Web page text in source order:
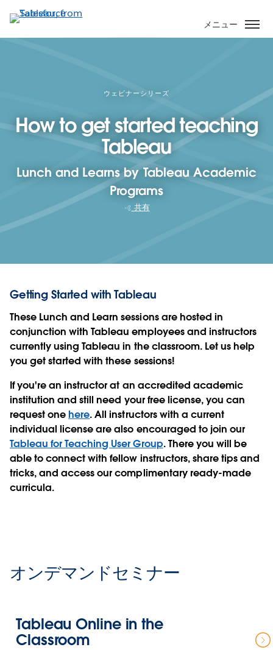
イ
ン
メニュー
ウェビナーシリーズ
How to get started teaching
Tableau
Lunch and Learns by Tableau Academic
Programs
共有
Getting Started with Tableau
These Lunch and Learn sessions are hosted in
conjunction with Tableau employees and instructors
currently using Tableau in the classroom. Let us help
you get started with these sessions!
If you're an instructor at an accredited academic
institution and still need your free license, you can
request onehere. All instructors with a current
individual license are also encouraged to join our
Tableau for Teaching User Group. There you will be
able to connect with fellow instructors, share tips and
tricks, and access our complimentary ready-made
curricula.
オンデマンドセミナー
Tableau Online in the
Classroom